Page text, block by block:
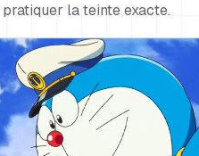
la teinte exacte.